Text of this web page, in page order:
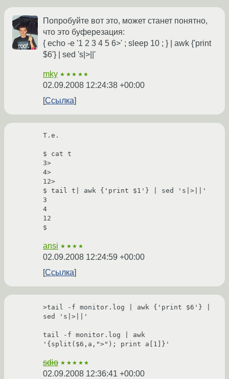
Попробуйте вот это, может станет понятно,
что это буферезация:
{ echo -e '1 2 3 4 5 6>' ; sleep 10 ; } | awk {'print
$6'} | sed 's|>||'
mky ★★★★★
02.09.2008 12:24:38 +00:00
Ссылка
T.e.
$ cat t
3>
4>
12>
$ tail t| awk {'print $1'} | sed 's|>||'
3
4
12
ansi ★★★★
02.09.2008 12:24:59 +00:00
Ссылка
>tail -f monitor.log | awk {'print $6'} |
sed 's|>||'
tail -f monitor.log | awk
'{split($6,a,">"); print a[1]}'
sdio ★★★★★
02.09.2008 12:36:41 +00:00